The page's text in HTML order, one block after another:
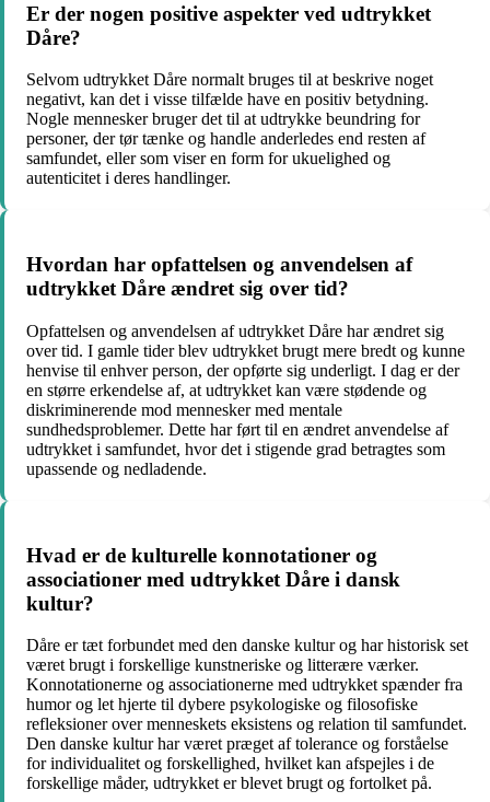
Er der nogen positive aspekter ved udtrykket
Dåre?
Selvom udtrykket Dåre normalt bruges til at beskrive noget
negativt, kan det i visse tilfælde have en positiv betydning.
Nogle mennesker bruger det til at udtrykke beundring for
personer, der tør tænke og handle anderledes end resten af
samfundet, eller som viser en form for ukuelighed og
autenticitet i deres handlinger.
Hvordan har opfattelsen og anvendelsen af
udtrykket Dåre ændret sig over tid?
Opfattelsen og anvendelsen af udtrykket Dåre har ændret sig
over tid. I gamle tider blev udtrykket brugt mere bredt og kunne
henvise til enhver person, der opførte sig underligt. I dag er der
en større erkendelse af, at udtrykket kan være stødende og
diskriminerende mod mennesker med mentale
sundhedsproblemer. Dette har ført til en ændret anvendelse af
udtrykket i samfundet, hvor det i stigende grad betragtes som
upassende og nedladende.
Hvad er de kulturelle konnotationer og
associationer med udtrykket Dåre i dansk
kultur?
Dåre er tæt forbundet med den danske kultur og har historisk set
været brugt i forskellige kunstneriske og litterære værker.
Konnotationerne og associationerne med udtrykket spænder fra
humor og let hjerte til dybere psykologiske og filosofiske
refleksioner over menneskets eksistens og relation til samfundet.
Den danske kultur har været præget af tolerance og forståelse
for individualitet og forskellighed, hvilket kan afspejles i de
forskellige måder, udtrykket er blevet brugt og fortolket på.